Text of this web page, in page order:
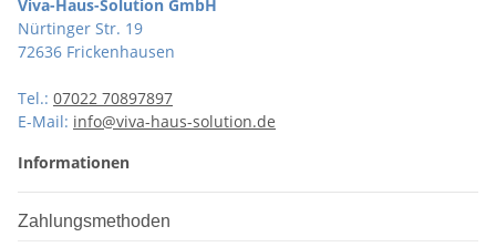
Viva-Haus-Solution GmbH
Nürtinger Str. 19
72636 Frickenhausen
Tel.: 07022 70897897
E-Mail: info@viva-haus-solution.de
Informationen
Zahlungsmethoden